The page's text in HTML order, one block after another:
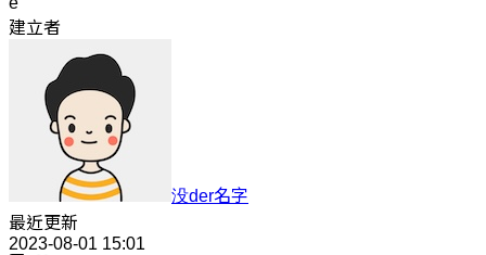
建立者
没der名字
最近更新
2023-08-01 15:01